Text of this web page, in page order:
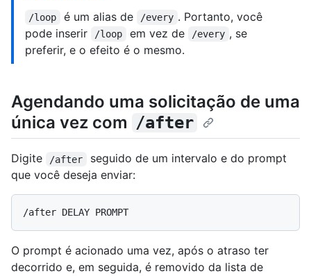
/loop é um alias de /every . Portanto, você
pode inserir
/loop em vez de /every , se
preferir, e o efeito é o mesmo.
Agendando uma solicitação de uma
única vez com /after
Digite /after
seguido de um intervalo e do prompt
que você deseja enviar:
O prompt é acionado uma vez, após o atraso ter
decorrido e, em seguida, é removido da lista de